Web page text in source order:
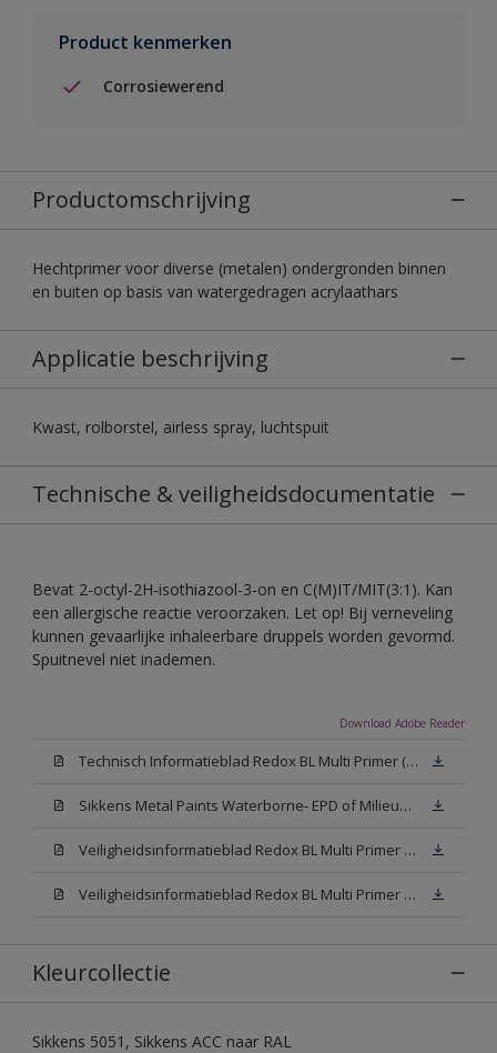
Product kenmerken
Corrosiewerend
Productomschrijving
Hechtprimer voor diverse (metalen) ondergronden binnen
en buiten op basis van watergedragen acrylaathars
Applicatie beschrijving
Kwast, rolborstel, airless spray, luchtspuit
Technische & veiligheidsdocumentatie
Bevat 2-octyl-2H-isothiazool-3-on en C(M)IT/MIT(3:1). Kan
een allergische reactie veroorzaken. Let op! Bij verneveling
kunnen gevaarlijke inhaleerbare druppels worden gevormd.
Spuitnevel niet inademen.
Download Adobe Reader
Technisch Informatieblad Redox BL Multi Primer (PDF)
Sikkens Metal Paints Waterborne- EPD of Milieuproductverklaring
Veiligheidsinformatieblad Redox BL Multi Primer W05 (MSDS)
Veiligheidsinformatieblad Redox BL Multi Primer N00 (MSDS)
Kleurcollectie
Sikkens 5051, Sikkens ACC naar RAL